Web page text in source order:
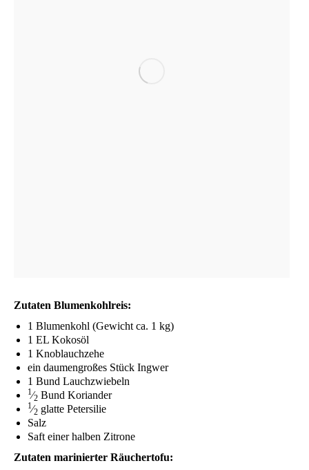
Zuta­ten Blumenkohlreis:
1 Blu­men­kohl (Gewicht ca. 1 kg)
1 EL Kokosöl
1 Knob­lauch­ze­he
ein dau­men­gro­ßes Stück Ingwer
1 Bund Lauchzwiebeln
1⁄2 Bund Koriander
1⁄2 glat­te Petersilie
Salz
Saft einer hal­ben Zitrone
Zuta­ten mari­nier­ter Räuchertofu: